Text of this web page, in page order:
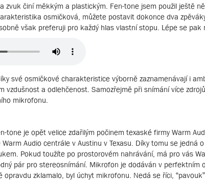
zvuk činí měkkým a plastickým. Fen-tone jsem použil ještě
osmičková, můžete postavit dokonce dva
však preferuji pro každý hlas vlastní stopu. Lépe se pak
své osmičkové charakteristice výborně zaznamenávají i
vzdušnost a odlehčenost. Samozřejmě při snímání více
mikrofonu.
tone je opět velice zdařilým počinem texaské firmy Warm
Audio centrále v Austinu v Texasu. Díky tomu se jedná
Pokud toužíte po prostorovém nahrávání, má pro vás
pár pro stereosnímání. Mikrofon je dodáván v perfektním
opravdu zklamalo, byl úchyt mikrofonu. Nedá se říci,